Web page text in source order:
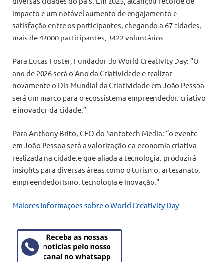
impacto e um notável aumento de engajamento e
satisfação entre os participantes, chegando a 67 cidades,
mais de 42000 participantes, 3422 voluntários.
Para Lucas Foster, Fundador do World Creativity Day: ”O
ano de 2026 será o Ano da Criatividade e realizar
novamente o Dia Mundial da Criatividade em João Pessoa
será um marco para o ecossistema empreendedor, criativo
e inovador da cidade.”
Para Anthony Brito, CEO do Santotech Media: “o evento
em João Pessoa será a valorização da economia criativa
realizada na cidade,e que aliada a tecnologia, produzirá
insights para diversas áreas como o turismo, artesanato,
empreendedorismo, tecnologia e inovação.”
Maiores informaçoes sobre o World Creativity Day